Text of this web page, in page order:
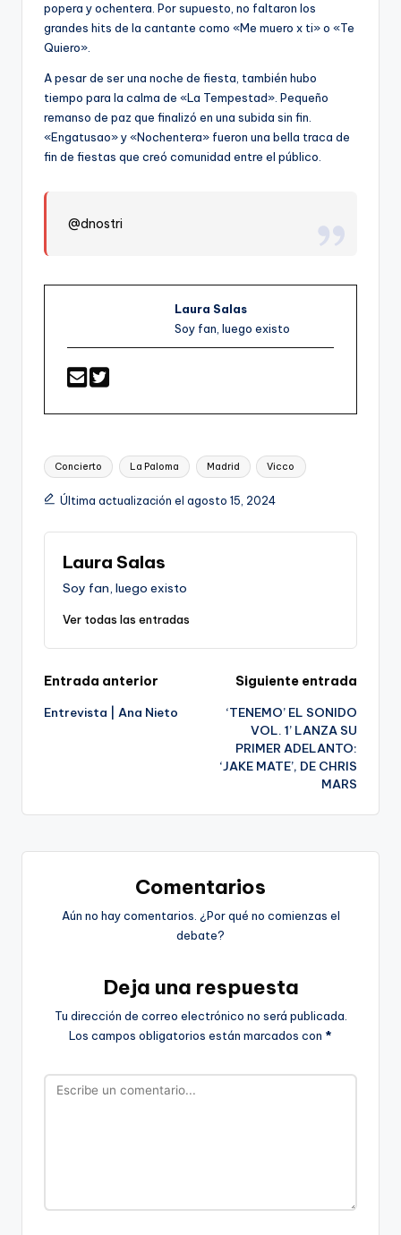
popera y ochentera. Por supuesto, no faltaron los
grandes hits de la cantante como «Me muero x ti» o «Te
Quiero».
A pesar de ser una noche de fiesta, también hubo
tiempo para la calma de «La Tempestad». Pequeño
remanso de paz que finalizó en una subida sin fin.
«Engatusao» y «Nochentera» fueron una bella traca de
fin de fiestas que creó comunidad entre el público.
@dnostri
Laura Salas
Soy fan, luego existo
Etiquetas:
Concierto La Paloma Madrid Vicco
Última actualización el agosto 15, 2024
Laura Salas
Soy fan, luego existo
Ver todas las entradas
Navegación
de
Entrada anterior
Entrevista | Ana Nieto
Siguiente entrada
‘TENEMO’ EL SONIDO
VOL. 1’ LANZA SU
PRIMER ADELANTO:
‘JAKE MATE’, DE CHRIS
MARS
Comentarios
Aún no hay comentarios. ¿Por qué no comienzas el
debate?
Deja una respuesta
Tu dirección de correo electrónico no será publicada.
Los campos obligatorios están marcados con *